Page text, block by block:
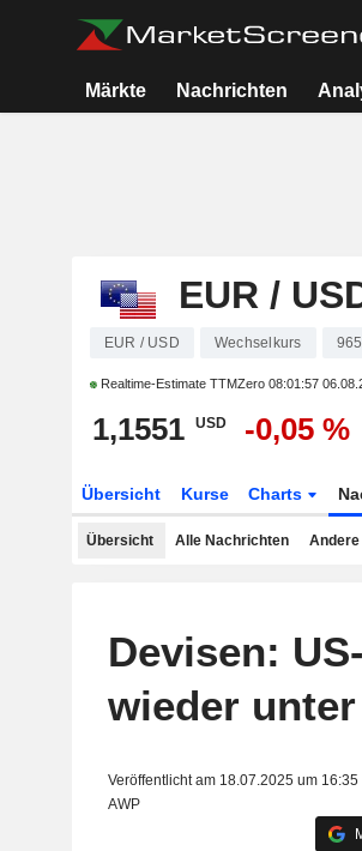
Märkte Nachrichten
EUR /
EUR / USD Wechselkurs
Realtime-Estimate TTMZero 08:01:57
1,1551 USD -0,05 %
Übersicht Kurse Charts
Übersicht Alle Nachrichten
Devisen:
wieder
Veröffentlicht am 18.07.2025 um 16:35
AWP